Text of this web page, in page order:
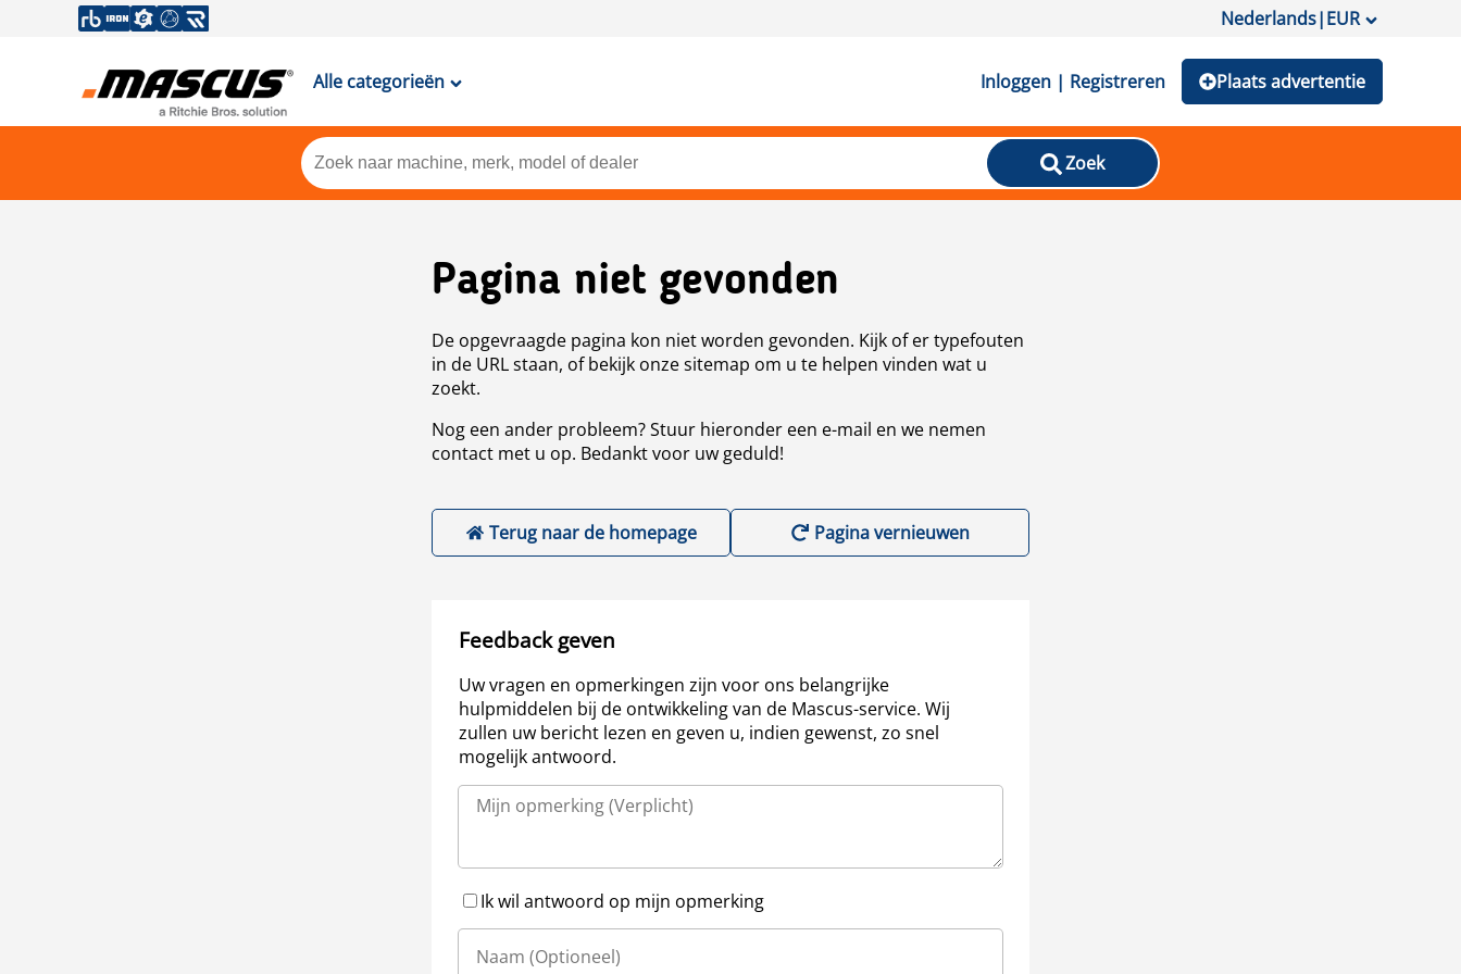
Nederlands|EUR
Alle categorieën Inloggen | Registreren Plaats advertentie
Zoek
Pagina niet gevonden
De opgevraagde pagina kon niet worden gevonden. Kijk of er typefouten
in de URL staan, of bekijk onze sitemap om u te helpen vinden wat u
zoekt.
Nog een ander probleem? Stuur hieronder een e-mail en we nemen
contact met u op. Bedankt voor uw geduld!
Terug naar de homepage Pagina vernieuwen
Feedback geven
Uw vragen en opmerkingen zijn voor ons belangrijke
hulpmiddelen bij de ontwikkeling van de Mascus-service. Wij
zullen uw bericht lezen en geven u, indien gewenst, zo snel
mogelijk antwoord.
Ik wil antwoord op mijn opmerking